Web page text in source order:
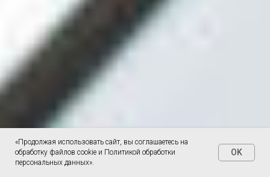
«Продолжая использовать сайт, вы соглашаетесь на
обработку файлов cookie и Политикой обработки
персональных данных».
OK